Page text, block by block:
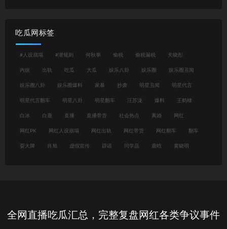
吃瓜网标签
#人设崩塌 #潜规则 何秋亊 偷税 偷税漏税 关晓彤
内娱 出轨 吃瓜 大瓜 娱乐八卦 娱乐圈 娱乐圈丑闻
娱乐圈八卦 娱乐圈爆料 家暴 抄袭 明星丑闻 明星代言
明星代言翻车 明星八卦 明星翻车 汪苏泷 爆料 王鹤棣
白冰 白鹿 直播 直播带货 社会热点 离婚 网红
网红PK 网红人设崩塌 网红出轨 网红带货 网红翻车 翻车
耍大牌 肖旭 虚假宣传 辟谣 闫学晶 鹿晗 黄晓明
全网直播吃瓜汇总，完整复盘网红各类争议事件